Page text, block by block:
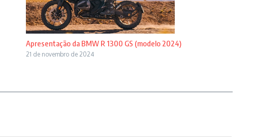
Apresentação da BMW R 1300 GS (modelo 2024)
21 de novembro de 2024